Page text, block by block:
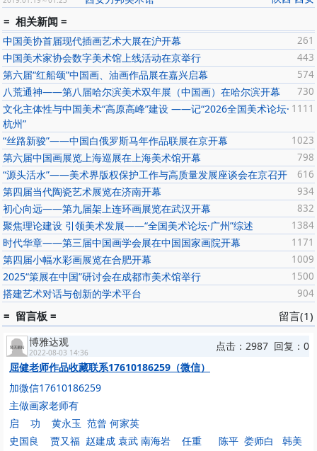
= 相关新闻 =
261
中国美协首届现代插画艺术大展在沪开幕
443
中国美术家协会数字美术馆上线活动在京举行
574
第六届“红船颂”中国画、油画作品展在嘉兴启幕
730
八荒通神——第八届哈尔滨美术双年展（中国画）在哈尔滨开幕
1111
文化主体性与中国美术“高原高峰”建设 ——记“2026全国美术论坛·
杭州”
1023
“丝路新骏”——中国白俄罗斯马年作品联展在京开幕
798
第六届中国画展览上海巡展在上海美术馆开幕
616
“源头活水”——美术界版权保护工作与高质量发展座谈会在京召开
934
第四届当代陶瓷艺术展览在济南开幕
832
初心向远——第九届架上连环画展览在武汉开幕
1384
聚焦理论建设 引领美术发展——“全国美术论坛·广州”综述
1171
时代华章——第三届中国画学会展在中国国家画院开幕
1009
第四届小幅水彩画展览在合肥开幕
1500
2025“策展在中国”研讨会在成都市美术馆举行
904
搭建艺术对话与创新的学术平台
留言(1)
= 留言板 =
博雅达观
2022-08-03 14:36
点击：2987 回复：0
屈健老师作品收藏联系17610186259（微信）
加微信17610186259
主做画家老师有
启 功 黄永玉 范曾 何家英
史国良 贾又福 赵建成 袁武 南海岩 任重 陈平 娄师白 韩美